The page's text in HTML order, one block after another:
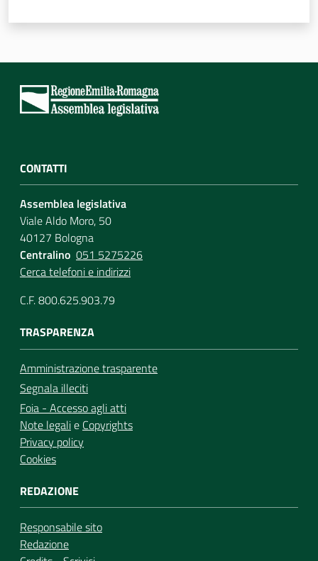
CONTATTI
Assemblea legislativa
Viale Aldo Moro, 50
40127 Bologna
Centralino 051 5275226
Cerca telefoni e indirizzi
C.F. 800.625.903.79
TRASPARENZA
Amministrazione trasparente
Segnala illeciti
Foia - Accesso agli atti
Note legalie Copyrights
Privacy policy
Cookies
REDAZIONE
Responsabile sito
Redazione